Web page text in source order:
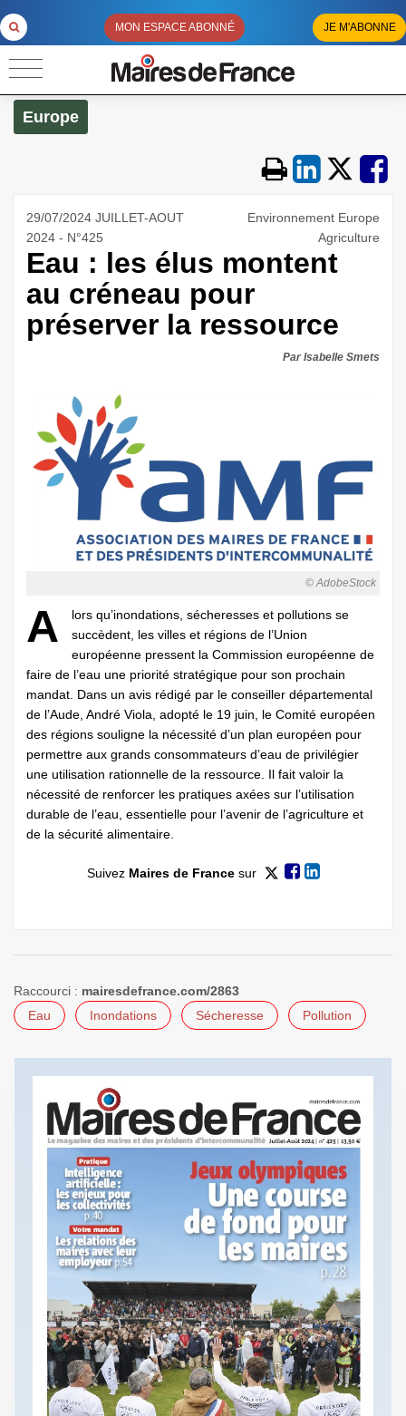
MON ESPACE ABONNÉ JE M'ABONNE
Europe
29/07/2024 JUILLET-AOUT
2024 - N°425
Environnement Europe
Agriculture
Eau : les élus montent
au créneau pour
préserver la ressource
Par Isabelle Smets
© AdobeStock
A
lors qu’inondations, sécheresses et pollutions se
succèdent, les villes et régions de l’Union
européenne pressent la Commission européenne de
faire de l’eau une priorité stratégique pour son prochain
mandat. Dans un avis rédigé par le conseiller départemental
de l’Aude, André Viola, adopté le 19 juin, le Comité européen
des régions souligne la nécessité d’un plan européen pour
permettre aux grands consommateurs d’eau de privilégier
une utilisation rationnelle de la ressource. Il fait valoir la
nécessité de renforcer les pratiques axées sur l’utilisation
durable de l’eau, essentielle pour l’avenir de l’agriculture et
de la sécurité alimentaire.
Suivez Maires de Francesur
Raccourci : mairesdefrance.com/2863
Eau
Inondations Sécheresse Pollution